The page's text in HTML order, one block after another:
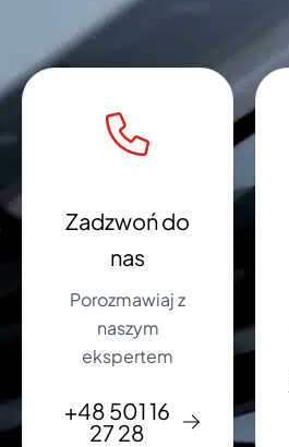
Zadzwoń do
nas
Porozmawiaj z
naszym
ekspertem
+48 501 16
27 28